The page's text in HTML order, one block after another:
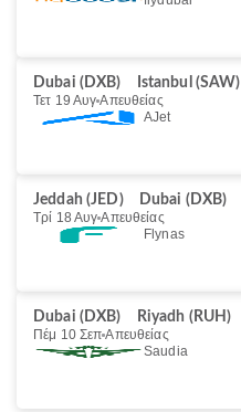
Dubai (DXB)
Istanbul (SAW)
Τετ 19 Αυγ Απευθείας
AJet
Jeddah (JED)
Dubai (DXB)
Τρί 18 Αυγ Απευθείας
Flynas
Dubai (DXB)
Riyadh (RUH)
Πέμ 10 Σεπ Απευθείας
Saudia